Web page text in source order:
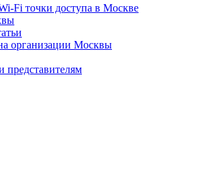
Fi точки доступа в Москве
организации Москвы
представителям